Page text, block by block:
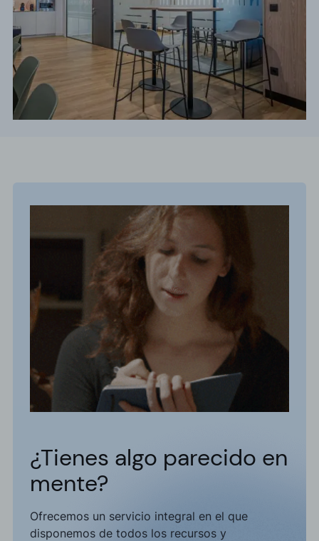
¿Tienes algo parecido en
mente?
Ofrecemos un servicio integral en el que
disponemos de todos los recursos y